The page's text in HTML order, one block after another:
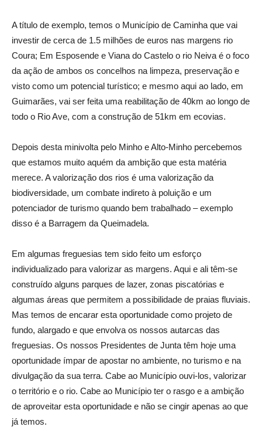
A título de exemplo, temos o Município de Caminha que vai
investir de cerca de 1.5 milhões de euros nas margens rio
Coura; Em Esposende e Viana do Castelo o rio Neiva é o foco
da ação de ambos os concelhos na limpeza, preservação e
visto como um potencial turístico; e mesmo aqui ao lado, em
Guimarães, vai ser feita uma reabilitação de 40km ao longo de
todo o Rio Ave, com a construção de 51km em ecovias.
Depois desta minivolta pelo Minho e Alto-Minho percebemos
que estamos muito aquém da ambição que esta matéria
merece. A valorização dos rios é uma valorização da
biodiversidade, um combate indireto à poluição e um
potenciador de turismo quando bem trabalhado – exemplo
disso é a Barragem da Queimadela.
Em algumas freguesias tem sido feito um esforço
individualizado para valorizar as margens. Aqui e ali têm-se
construído alguns parques de lazer, zonas piscatórias e
algumas áreas que permitem a possibilidade de praias fluviais.
Mas temos de encarar esta oportunidade como projeto de
fundo, alargado e que envolva os nossos autarcas das
freguesias. Os nossos Presidentes de Junta têm hoje uma
oportunidade ímpar de apostar no ambiente, no turismo e na
divulgação da sua terra. Cabe ao Município ouvi-los, valorizar
o território e o rio. Cabe ao Município ter o rasgo e a ambição
de aproveitar esta oportunidade e não se cingir apenas ao que
já temos.